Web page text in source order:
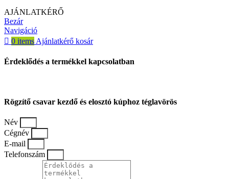
AJÁNLATKÉRŐ
Bezár
Navigáció
0 items Ajánlatkérő kosár
Érdeklődés a termékkel kapcsolatban
Rögzítő csavar kezdő és elosztó kúphoz téglavörös
Név
Cégnév
E-mail
Telefonszám